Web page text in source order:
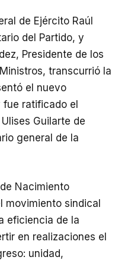
de Ejército Raúl
del Partido, y
Presidente de los
transcurrió la
el nuevo
ratificado el
Guilarte de
general de la
Nacimiento
movimiento sindical
eficiencia de la
en realizaciones el
unidad,